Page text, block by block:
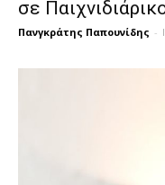
σε
Πανγκράτης Παπουνίδης -